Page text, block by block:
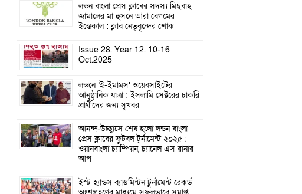
লন্ডন বাংলা প্রেস ক্লাবের সদস্য মিছবাহ
জামালের মা হুসনে আরা বেগমের
ইন্তেকাল : ক্লাব নেতৃবৃন্দের শোক
Issue 28. Year 12. 10-16
Oct.2025
লন্ডনে ‘ই-ইমামস’ ওয়েবসাইটের
আনুষ্ঠানিক যাত্রা : ইসলামি সেক্টরের চাকরি
প্রার্থীদের জন্য সুখবর
আনন্দ-উচ্ছ্বাসে শেষ হলো লন্ডন বাংলা
প্রেস ক্লাবের ফুটবল টুর্নামেন্ট ২০২৫ :
ওয়ানবাংলা চ্যাম্পিয়ন, চ্যানেল এস রানার
আপ
ইস্ট হ্যান্ডস ব্যাডমিন্টন টুর্নামেন্ট রেকর্ড